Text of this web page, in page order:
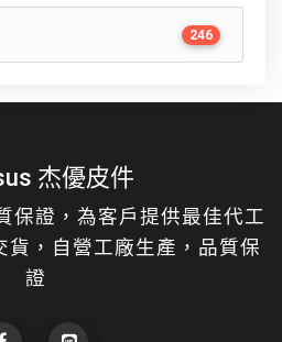
246
杰優皮件
保證，為客戶提供最佳代工
貨，自營工廠生產，品質保
證